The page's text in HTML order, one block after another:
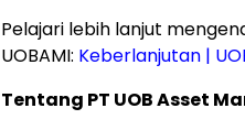
Pelajari lebih lanjut
UOBAMI: Keberlanjutan |
Tentang PT UOB Asset